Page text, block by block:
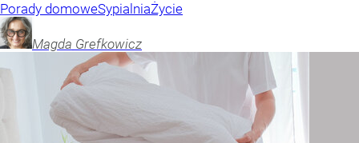
Porady domoweSypialniaŻycie
Magda Grefkowicz